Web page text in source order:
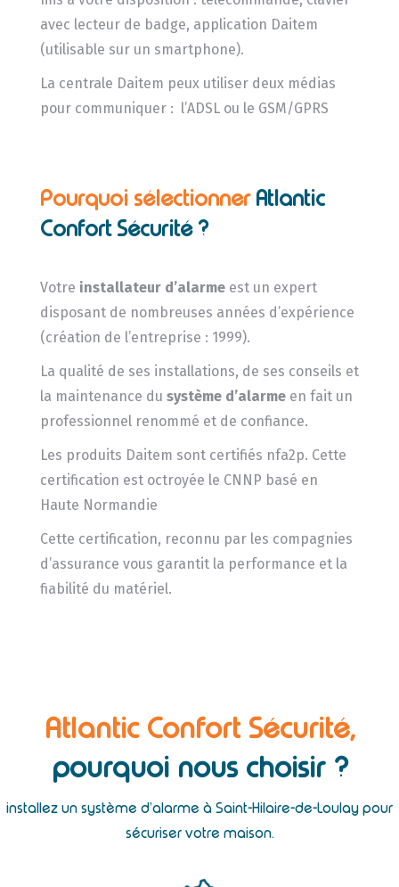
avec lecteur de badge, application Daitem
(utilisable sur un smartphone).
La centrale Daitem peux utiliser deux médias
pour communiquer : l’ADSL ou le GSM/GPRS
Pourquoi sélectionner Atlantic
Confort Sécurité ?
Votre installateur d’alarmeest un expert
disposant de nombreuses années d’expérience
(création de l’entreprise : 1999).
La qualité de ses installations, de ses conseils et
la maintenance du système d’alarmeen fait un
professionnel renommé et de confiance.
Les produits Daitem sont certifiés nfa2p. Cette
certification est octroyée le CNNP basé en
Haute Normandie
Cette certification, reconnu par les compagnies
d’assurance vous garantit la performance et la
fiabilité du matériel.
Atlantic Confort Sécurité,
pourquoi nous choisir ?
installez un système d’alarme à Saint-Hilaire-de-Loulay pour
sécuriser votre maison.